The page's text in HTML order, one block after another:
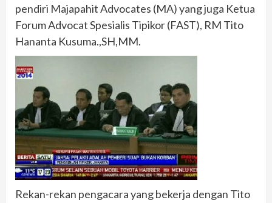
pendiri Majapahit Advocates (MA) yang juga Ketua
Forum Advocat Spesialis Tipikor (FAST), RM Tito
Hananta Kusuma.,SH,MM.
Rekan-rekan pengacara yang bekerja dengan Tito